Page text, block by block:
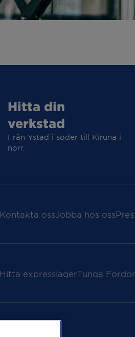
Hitta din
verkstad
Från Ystad i söder till Kiruna i
norr.
Kontakta ossJobba hos oss
Hitta expresslagerTunga